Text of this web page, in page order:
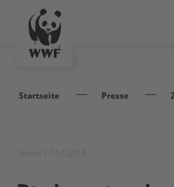
Startseite Presse